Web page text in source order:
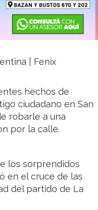
| Fenix
hechos de
ciudadano en San
robarle a una
por la calle.
los sorprendidos
en el cruce de las
del partido de La